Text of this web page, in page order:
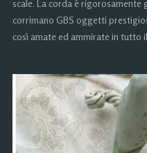
scale. La corda è rigorosamente
corrimano GBS oggetti
così amate ed ammirate in tutto